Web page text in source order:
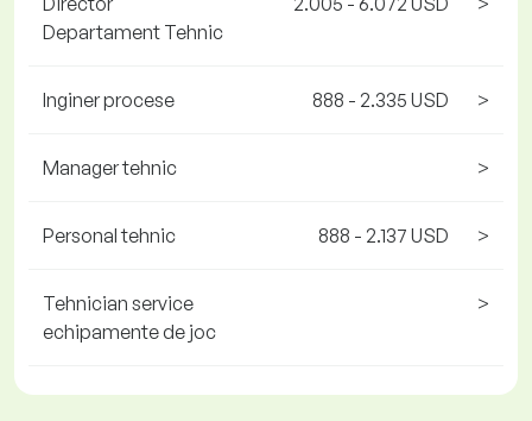
Departament Tehnic
Inginer procese 888 - 2.335 USD >
Manager tehnic >
Personal tehnic 888 - 2.137 USD >
Tehnician service
echipamente de joc
>